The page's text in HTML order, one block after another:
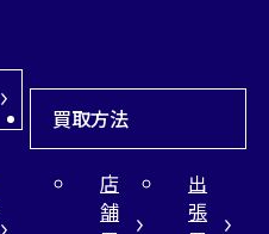
買取方法
店
舗
出
張